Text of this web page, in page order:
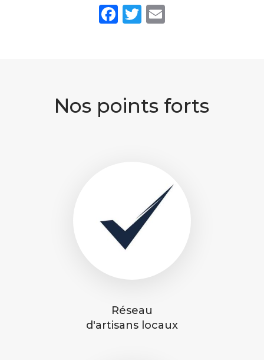
Facebook
Twitter
Nos points forts
Réseau
d'artisans locaux